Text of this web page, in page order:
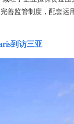
善监管制度，配套运
到访三亚